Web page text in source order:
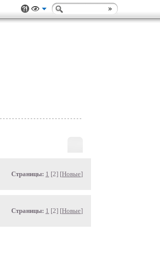
Страницы: 1 [2] [Новые]
Страницы: 1 [2] [Новые]